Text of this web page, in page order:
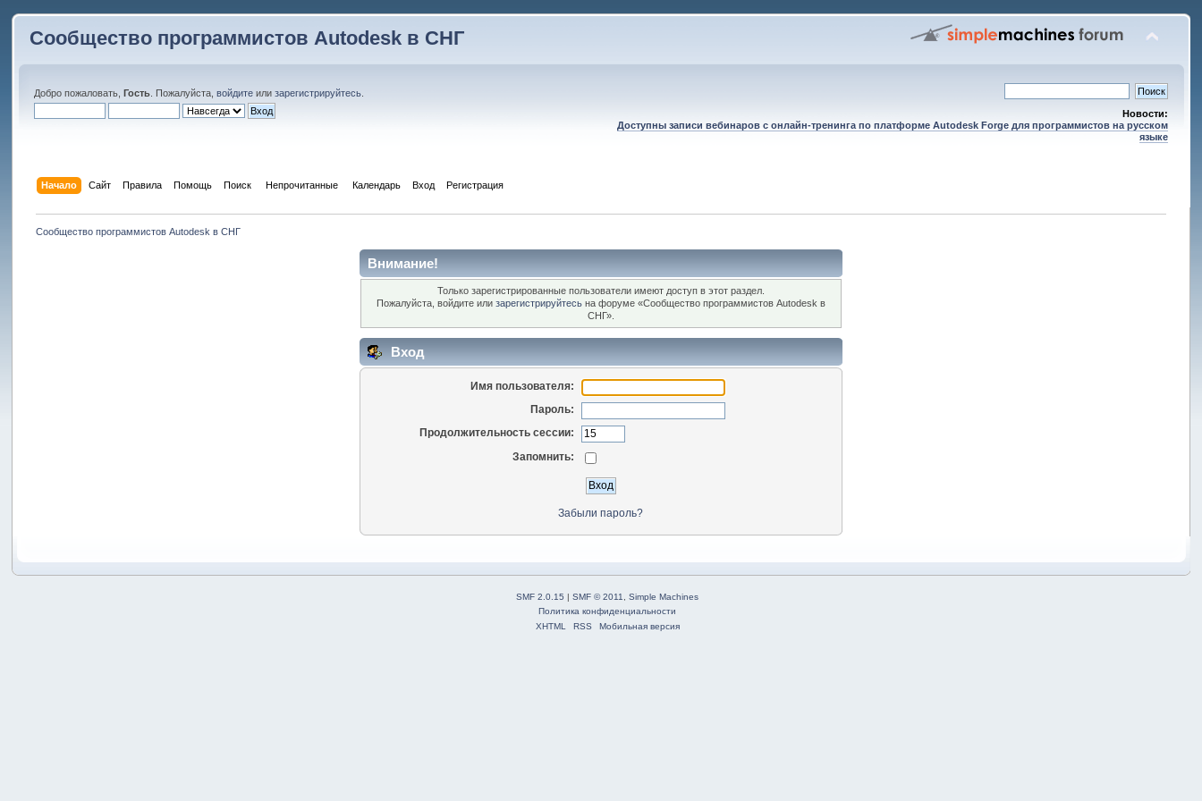
Сообщество программистов Autodesk в СНГ
Добро пожаловать,Гость . Пожалуйста,войдите илизарегистрируйтесь
Новости:
Доступны записи вебинаров с онлайн-тренинга по платформе Autodesk Forge для программистов на русском
языке
Начало Сайт Правила Помощь Поиск Непрочитанные Календарь Вход Регистрация
Сообщество программистов Autodesk в СНГ
Внимание!
Только зарегистрированные пользователи имеют доступ в этот раздел.
Пожалуйста, войдите или зарегистрируйтесьна форуме «Сообщество программистов Autodesk в
СНГ».
Вход
Имя пользователя:
Пароль:
Продолжительность сессии:
Запомнить:
Забыли пароль?
SMF 2.0.15 |SMF © 2011 ,Simple Machines
Политика конфиденциальности
XHTML
RSS Мобильная версия